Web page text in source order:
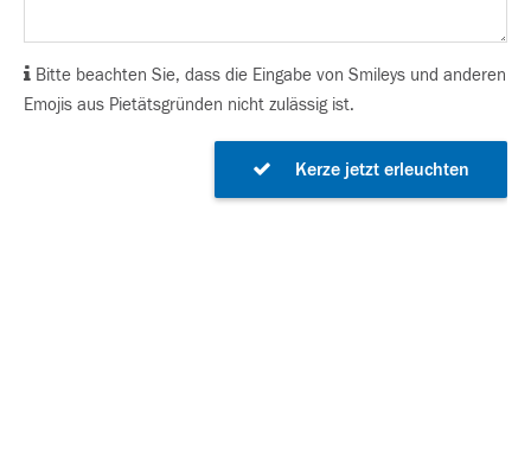
Bitte beachten Sie, dass die Eingabe von Smileys und anderen
Emojis aus Pietätsgründen nicht zulässig ist.
Kerze jetzt erleuchten